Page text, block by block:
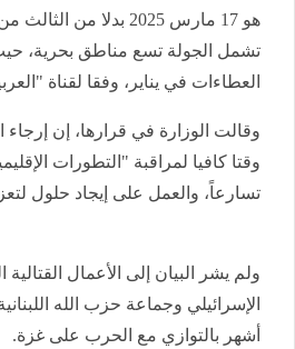
هو 17 مارس 2025 بدلا من
تشمل الجولة تسع مناطق بحرية،
العطاءات في يناير، وفقا لقناة
وقالت الوزارة في قرارها، إن
وقتا كافيا لمراقبة "التطورات
تسارعاً، والعمل على إيجاد حلول
ولم يشر البيان إلى الأعمال
الإسرائيلي وجماعة حزب الله
أشهر بالتوازي مع الحرب على غزة.